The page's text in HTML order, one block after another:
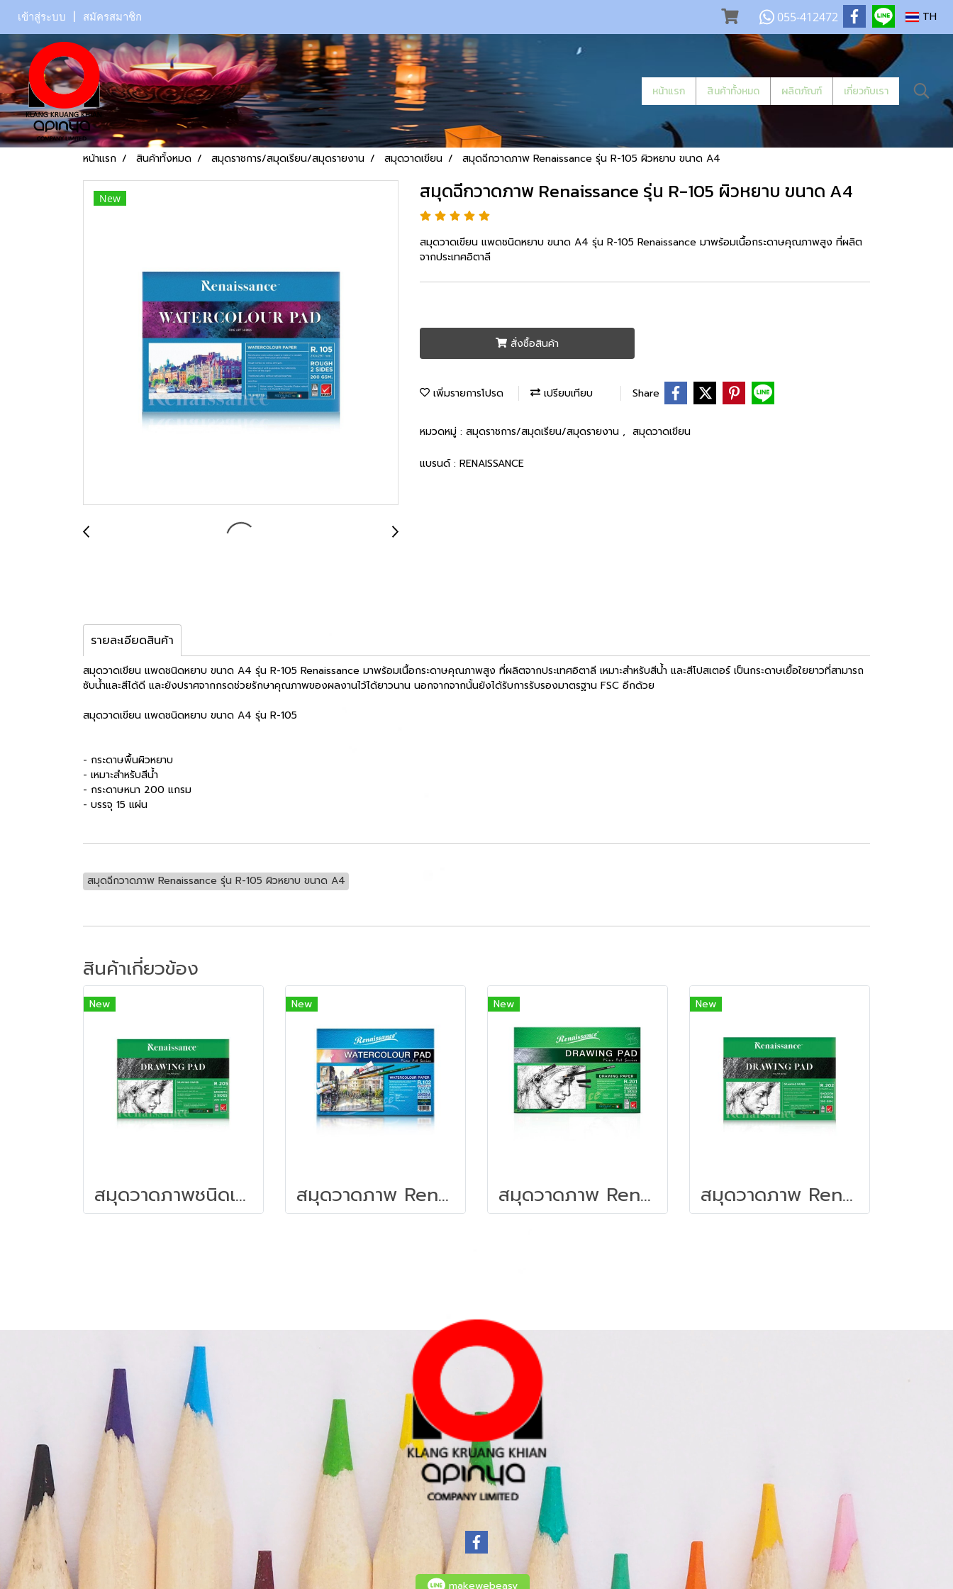
เข้าสู่ระบบ สมัครสมาชิก 055-412472 TH
หน้าแรก สินค้าทั้งหมด ผลิตภัณฑ์ เกี่ยวกับเรา
หน้าแรก สินค้าทั้งหมด สมุดราชการ/สมุดเรียน/สมุดรายงาน สมุดวาดเขียน สมุดฉีกวาดภาพ Renaissance รุ่น R-105 ผิวหยาบ ขนาด A4
New สมุดฉีกวาดภาพ Renaissance รุ่น R-105 ผิวหยาบ ขนาด A4
สมุดวาดเขียน แพดชนิดหยาบ ขนาด A4 รุ่น R-105 Renaissance มาพร้อมเนื้อกระดาษคุณภาพสูง ที่ผลิต
จากประเทศอิตาลี
สั่งซื้อสินค้า
เพิ่มรายการโปรด เปรียบเทียบ Share
หมวดหมู่ : สมุดราชการ/สมุดเรียน/สมุดรายงาน , สมุดวาดเขียน
แบรนด์ : RENAISSANCE
รายละเอียดสินค้า
สมุดวาดเขียน แพดชนิดหยาบ ขนาด A4 รุ่น R-105 Renaissance มาพร้อมเนื้อกระดาษคุณภาพสูง ที่ผลิตจากประเทศอิตาลี เหมาะสำหรับสีน้ำ และสีโปสเตอร์ เป็นกระดาษเยื้อใยยาวที่สามารถ
ซับน้ำและสีได้ดี และยังปราศจากกรดช่วยรักษาคุณภาพของผลงานไว้ได้ยาวนาน นอกจากจากนั้นยังได้รับการรับรองมาตรฐาน FSC อีกด้วย
สมุดวาดเขียน แพดชนิดหยาบ ขนาด A4 รุ่น R-105
- กระดาษพื้นผิวหยาบ
- เหมาะสำหรับสีน้ำ
- กระดาษหนา 200 แกรม
- บรรจุ 15 แผ่น
สมุดฉีกวาดภาพ Renaissance รุ่น R-105 ผิวหยาบ ขนาด A4
สินค้าเกี่ยวข้อง
New
สมุดวาดภาพชนิดเรียบ Renaissance รุ่น R-205 ขนาด A4
New
สมุดวาดภาพ Renaissance รุ่น R102 ขนาด 275x375 มม. (ผิวหยาบ)
New
สมุดวาดภาพ Renaissance รุ่น R201 ขนาด 375x555 มม. (ผิวเรียบ)
New
สมุดวาดภาพ Renaissance รุ่น R202 ขนาด 275x375 มม. (ผิวเรียบ)
makewebeasy